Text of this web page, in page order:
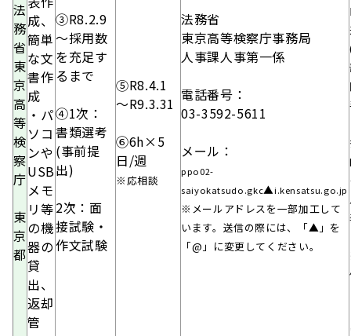
法
務
省
東
京
高
等
検
察
庁
​東
京
都
成、
簡単
な文
書作
成
・パ
ソコ
ンや
USB
メモ
リ等
の機
器の
貸
出、
返却
管
③R8.2.9
～採用数
を充足す
るまで
④1次：
書類選考
(事前提
出)
2次： 面
接試験・
作文試験
⑤R8.4.1
～R9.3.31
⑥6h×5
日/週
※応相談
法務省
東京高等検察庁事務局
人事課人事第一係
電話番号：
03-3592-5611
メール：
ppo02-
saiyokatsudo.gkc▲i.kensatsu.go.jp
※メールアドレスを一部加工して
います。送信の際には、「▲」を
「@」に変更してください。